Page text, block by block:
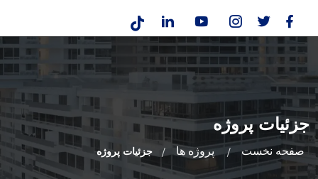
جزئیات پروژه
صفحه نخست پروژه ها جزئیات پروژه